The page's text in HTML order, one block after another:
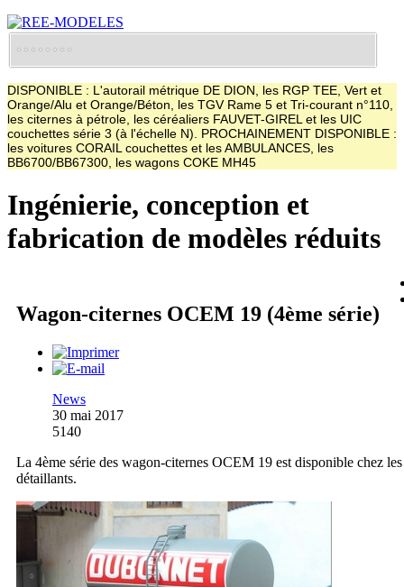
DISPONIBLE : L'autorail métrique DE DION, les RGP TEE, Vert et
Orange/Alu et Orange/Béton, les TGV Rame 5 et Tri-courant n°110,
les citernes à pétrole, les céréaliers FAUVET-GIREL et les UIC
couchettes série 3 (à l'échelle N). PROCHAINEMENT DISPONIBLE :
les voitures CORAIL couchettes et les AMBULANCES, les
BB6700/BB67300, les wagons COKE MH45
Ingénierie, conception et
fabrication de modèles réduits
Wagon-citernes OCEM 19 (4ème série)
News
30 mai 2017
5140
La 4ème série des wagon-citernes OCEM 19 est disponible chez les
détaillants.